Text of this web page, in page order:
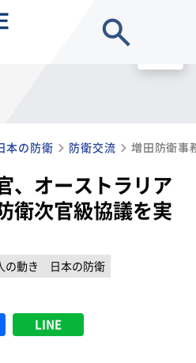
本の防衛 防衛交流
、オーストラリア
衛次官級協議を実
の動き
日本の防衛
LINE